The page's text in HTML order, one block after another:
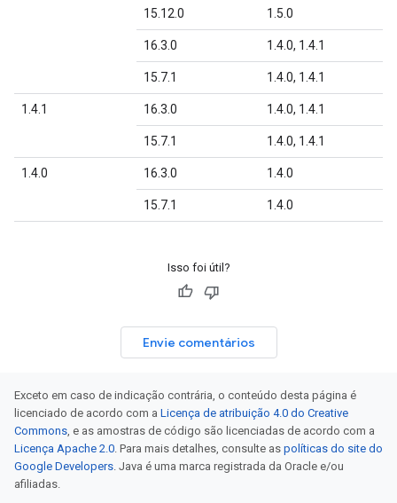
15.12.0 1.5.0
16.3.0 1.4.0, 1.4.1
15.7.1 1.4.0, 1.4.1
1.4.1 16.3.0 1.4.0, 1.4.1
15.7.1 1.4.0, 1.4.1
1.4.0 16.3.0 1.4.0
15.7.1 1.4.0
Isso foi útil?
Envie comentários
Exceto em caso de indicação contrária, o conteúdo desta página é
licenciado de acordo com a Licença de atribuição 4.0 do Creative
Commons, e as amostras de código são licenciadas de acordo com a
Licença Apache 2.0. Para mais detalhes, consulte as políticas do site do
Google Developers. Java é uma marca registrada da Oracle e/ou
afiliadas.